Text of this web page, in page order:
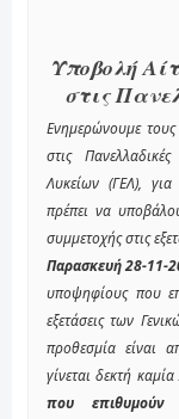
Υποβολή
στις
Ενημερώνουμε
στις
Λυκείων (ΓΕΛ),
πρέπει να
συμμετοχής στις
Παρασκευή 28-11-
υποψηφίους που
εξετάσεις των
προθεσμία είναι
γίνεται δεκτή
που